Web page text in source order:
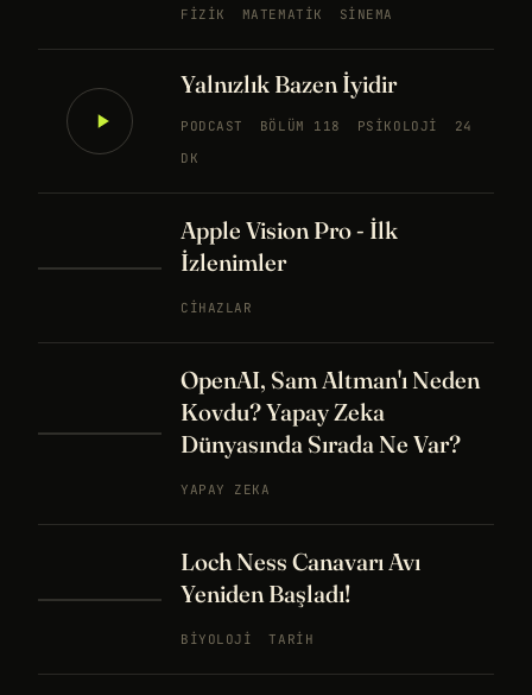
FIZIK MATEMATIK SINEMA
Yalnızlık Bazen İyidir
PODCAST BÖLÜM 118 PSIKOLOJI
24
DK
Apple Vision Pro - İlk
İzlenimler
CIHAZLAR
OpenAI, Sam Altman'ı Neden
Kovdu? Yapay Zeka
Dünyasında Sırada Ne Var?
YAPAY ZEKA
Loch Ness Canavarı Avı
Yeniden Başladı!
BIYOLOJI TARIH